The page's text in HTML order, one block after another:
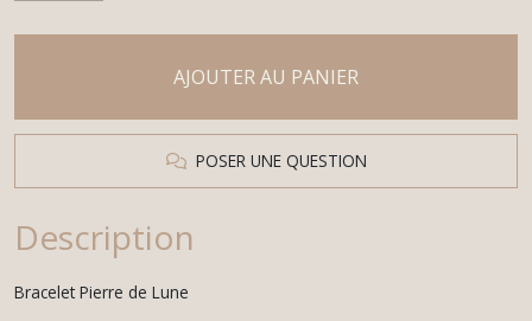
AJOUTER AU PANIER
POSER UNE QUESTION
Description
Bracelet Pierre de Lune